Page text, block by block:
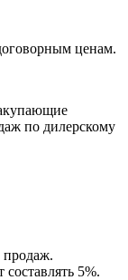
ценам.
по дилерскому
продаж.
5%.